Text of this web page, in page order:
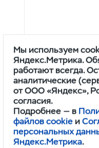
Мы используем
Яндекс.Метрика.
работают всегда.
аналитические
от ООО «Яндекс»,
согласия.
Подробнее — в
файлов cookie и
персональных
Яндекс.Метрика.